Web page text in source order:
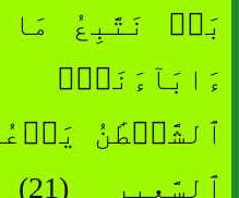
بَلۡ نَتَّبِعُ
ٱلشَّيۡطَٰنُ